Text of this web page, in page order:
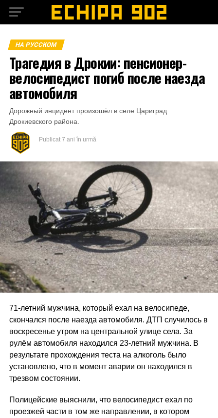
НА РУССКОМ
Трагедия в Дрокии: пенсионер-
велосипедист погиб после наезда
автомобиля
Дорожный инцидент произошёл в селе Цариград
Дрокиевского района.
Publicat 7 ani în urmă
71-летний мужчина, который ехал на велосипеде,
скончался после наезда автомобиля. ДТП случилось в
воскресенье утром на центральной улице села. За
рулём автомобиля находился 23-летний мужчина. В
результате прохождения теста на алкоголь было
установлено, что в момент аварии он находился в
трезвом состоянии.
Полицейские выяснили, что велосипедист ехал по
проезжей части в том же направлении, в котором